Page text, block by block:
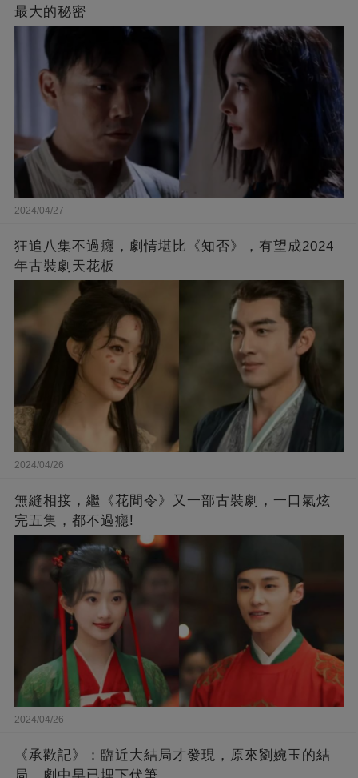
最大的秘密
2024/04/27
狂追八集不過癮，劇情堪比《知否》，有望成2024
年古裝劇天花板
2024/04/26
無縫相接，繼《花間令》又一部古裝劇，一口氣炫
完五集，都不過癮!
2024/04/26
《承歡記》：臨近大結局才發現，原來劉婉玉的結